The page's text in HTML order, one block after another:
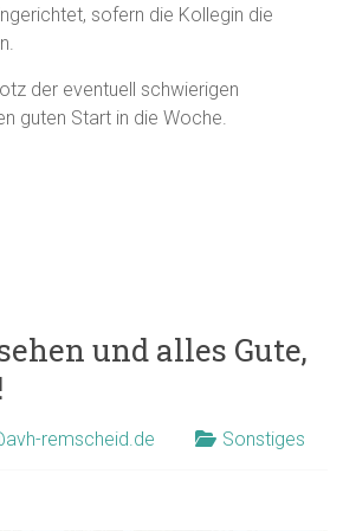
sofern die Kollegin die
der eventuell schwierigen
guten Start in die Woche.
und alles Gute,
remscheid.de Sonstiges